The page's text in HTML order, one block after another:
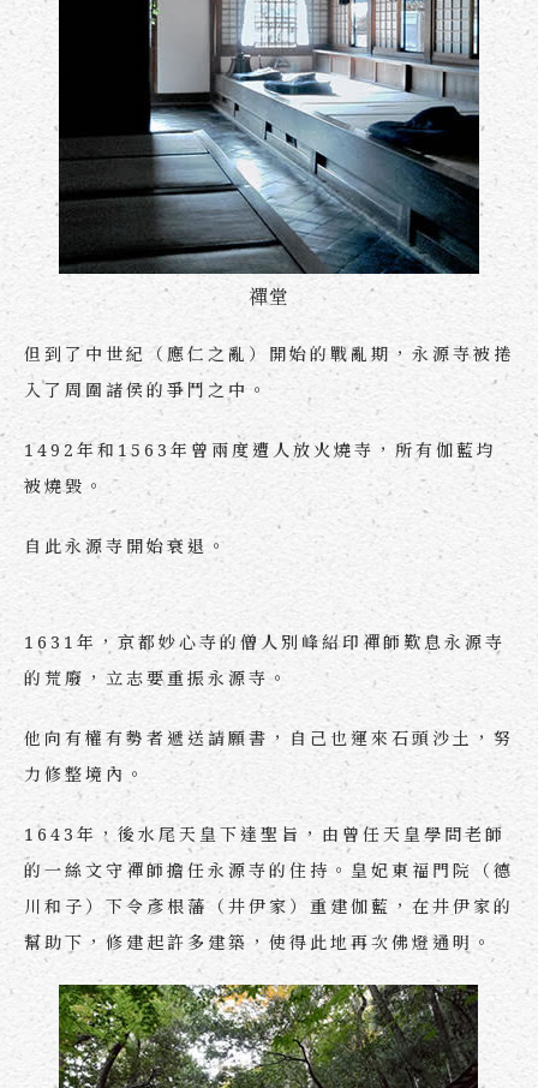
禪堂
但到了中世紀（應仁之亂）開始的戰亂期，永源寺被捲
入了周圍諸侯的爭鬥之中。
1492年和1563年曾兩度遭人放火燒寺，所有伽藍均
被燒毀。
自此永源寺開始衰退。
1631年，京都妙心寺的僧人別峰紹印禪師歎息永源寺
的荒廢，立志要重振永源寺。
他向有權有勢者遞送請願書，自己也運來石頭沙土，努
力修整境內。
1643年，後水尾天皇下達聖旨，由曾任天皇學問老師
的一絲文守禪師擔任永源寺的住持。皇妃東福門院（德
川和子）下令彥根藩（井伊家）重建伽藍，在井伊家的
幫助下，修建起許多建築，使得此地再次佛燈通明。